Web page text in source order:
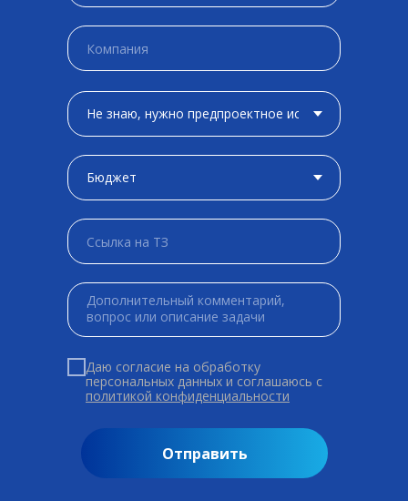
Даю согласие на обработку
персональных данных и соглашаюсь c
политикой конфиденциальности
Отправить